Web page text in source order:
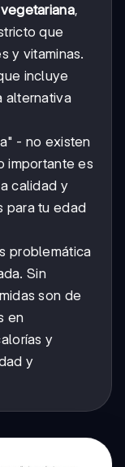
,
que
y vitaminas.
incluye
alternativa
- no existen
importante es
calidad y
para tu edad
problemática
Sin
son de
en
y
y